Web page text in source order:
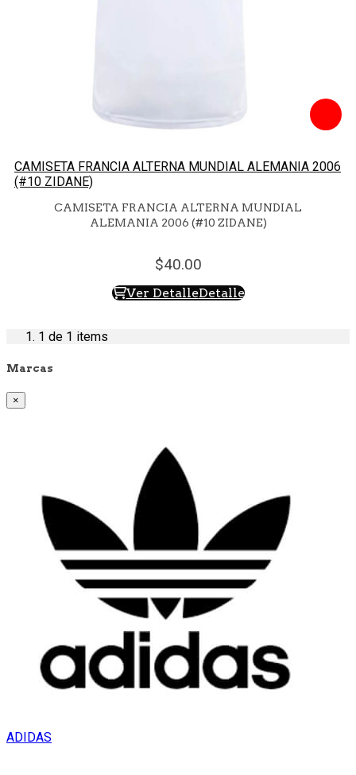
CAMISETA FRANCIA ALTERNA MUNDIAL ALEMANIA 2006
(#10 ZIDANE)
CAMISETA FRANCIA ALTERNA MUNDIAL
ALEMANIA 2006 (#10 ZIDANE)
40.00
Ver DetalleDetalle
1 de 1 items
Marcas
×
ADIDAS